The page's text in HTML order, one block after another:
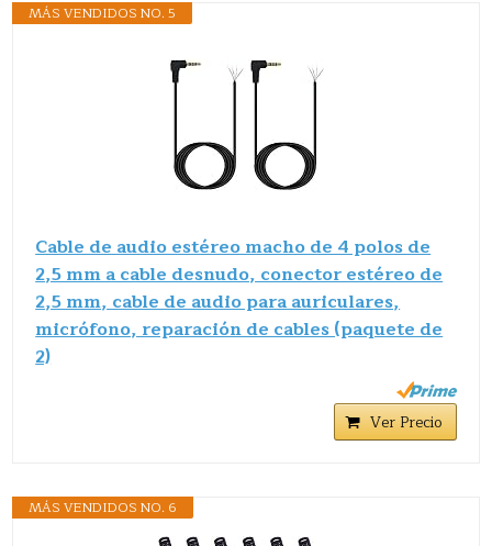
MÁS VENDIDOS NO. 5
Cable de audio estéreo macho de 4 polos de
2,5 mm a cable desnudo, conector estéreo de
2,5 mm, cable de audio para auriculares,
micrófono, reparación de cables (paquete de
2)
Ver Precio
MÁS VENDIDOS NO. 6